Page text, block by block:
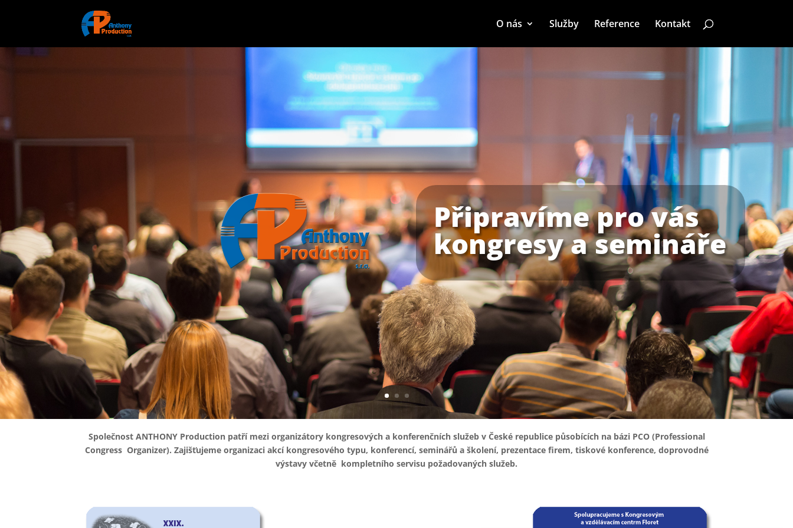
O nás Služby Reference Kontakt
Připravíme pro vás
kongresy a semináře
Společnost ANTHONY Production patří mezi organizátory kongresových a konferenčních služeb v České republice působících na bázi PCO (Professional
Congress Organizer). Zajišťujeme organizaci akcí kongresového typu, konferencí, seminářů a školení, prezentace firem, tiskové konference, doprovodné
výstavy včetně kompletního servisu požadovaných služeb.